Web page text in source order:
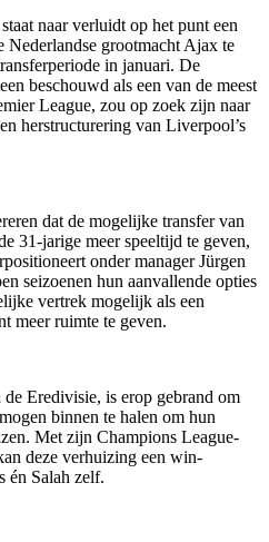
naar verluidt op het punt een
Nederlandse grootmacht Ajax te
in januari. De
beschouwd als een van de meest
League, zou op zoek zijn naar
herstructurering van Liverpool’s
dat de mogelijke transfer van
31-jarige meer speeltijd te geven,
onder manager Jürgen
seizoenen hun aanvallende opties
vertrek mogelijk als een
meer ruimte te geven.
Eredivisie, is erop gebrand om
binnen te halen om hun
Met zijn Champions League-
deze verhuizing een win-
én Salah zelf.